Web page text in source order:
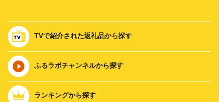
TVで紹介された返礼品から探す
ふるラボチャンネルから探す
ランキングから探す